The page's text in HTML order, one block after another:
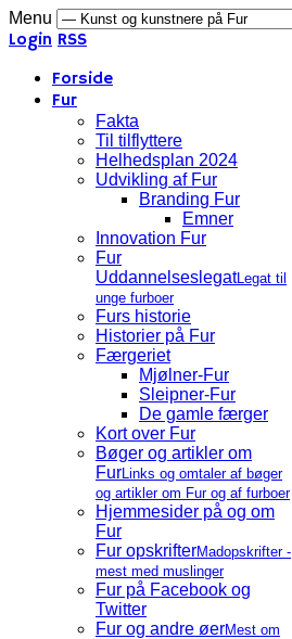
Menu
Login RSS
Forside
Fur
Fakta
Til tilflyttere
Helhedsplan 2024
Udvikling af Fur
Branding Fur
Emner
Innovation Fur
Fur
UddannelseslegatLegat til
unge furboer
Furs historie
Historier på Fur
Færgeriet
Mjølner-Fur
Sleipner-Fur
De gamle færger
Kort over Fur
Bøger og artikler om
FurLinks og omtaler af bøger
og artikler om Fur og af furboer
Hjemmesider på og om
Fur
Fur opskrifterMadopskrifter -
mest med muslinger
Fur på Facebook og
Twitter
Fur og andre øerMest om